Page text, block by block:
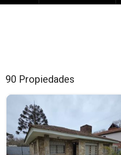
90 Propiedades